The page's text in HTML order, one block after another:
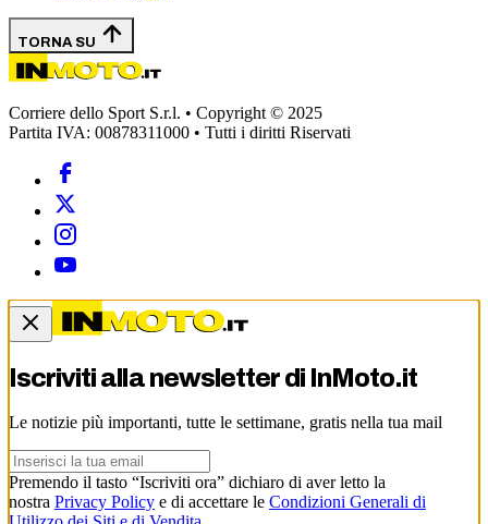
TORNA SU
Corriere dello Sport S.r.l. • Copyright © 2025
Partita IVA: 00878311000 • Tutti i diritti Riservati
Iscriviti alla newsletter di InMoto.it
Le notizie più importanti, tutte le settimane, gratis nella tua mail
Premendo il tasto “Iscriviti ora” dichiaro di aver letto la
nostra Privacy Policy e di accettare le Condizioni Generali di